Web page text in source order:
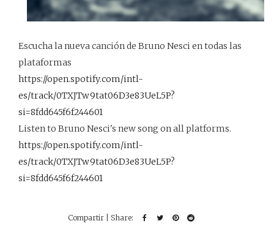
Escucha la nueva canción de Bruno Nesci en todas las
plataformas
https://open.spotify.com/intl-
es/track/0TXJTw9tat06D3e83UeL5P?
si=8fdd645f6f244601
Listen to Bruno Nesci's new song on all platforms.
https://open.spotify.com/intl-
es/track/0TXJTw9tat06D3e83UeL5P?
si=8fdd645f6f244601